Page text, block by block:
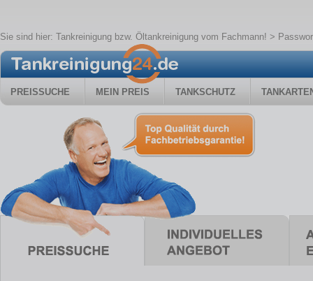
Sie sind hier: Tankreinigung bzw. Öltankreinigung vom Fachmann! >
PREISSUCHE MEIN PREIS TANKSCHUTZ